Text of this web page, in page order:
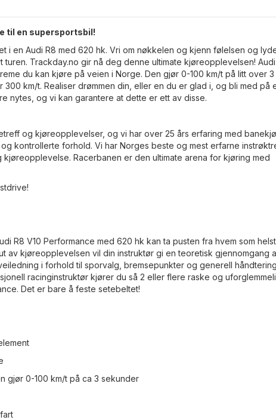
til en supersportsbil!
i en Audi R8 med 620 hk. Vri om nøkkelen og kjenn følelsen og
turen. Trackday.no gir nå deg denne ultimate kjøreopplevelsen! Audi
du kan kjøre på veien i Norge. Den gjør 0-100 km/t på litt over 3
km/t. Realiser drømmen din, eller en du er glad i, og bli med på
nytes, og vi kan garantere at dette er ett av disse.
og kjøreopplevelser, og vi har over 25 års erfaring med
kontrollerte forhold. Vi har Norges beste og mest erfarne
Racerbanen er den ultimate arena for kjøring med
R8 V10 Performance med 620 hk kan ta pusten fra hvem som
av kjøreopplevelsen vil din instruktør gi en teoretisk gjennomgang
i forhold til sporvalg, bremsepunkter og generell
racinginstruktør kjører du så 2 eller flere raske og
Det er bare å feste setebeltet!
gjør 0-100 km/t på ca 3 sekunder